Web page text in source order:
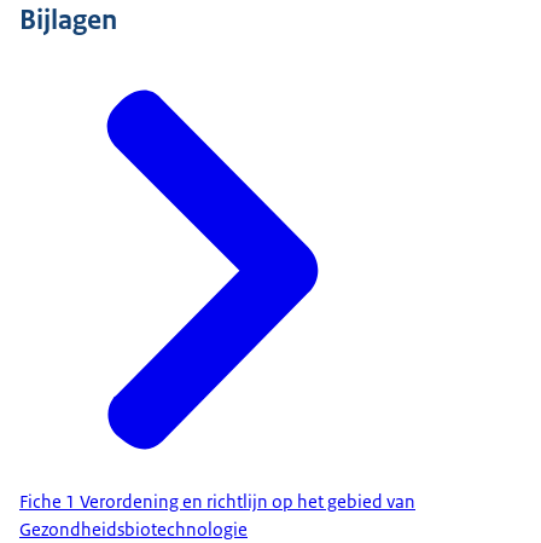
Bijlagen
Fiche 1 Verordening en richtlijn op het gebied van
Gezondheidsbiotechnologie